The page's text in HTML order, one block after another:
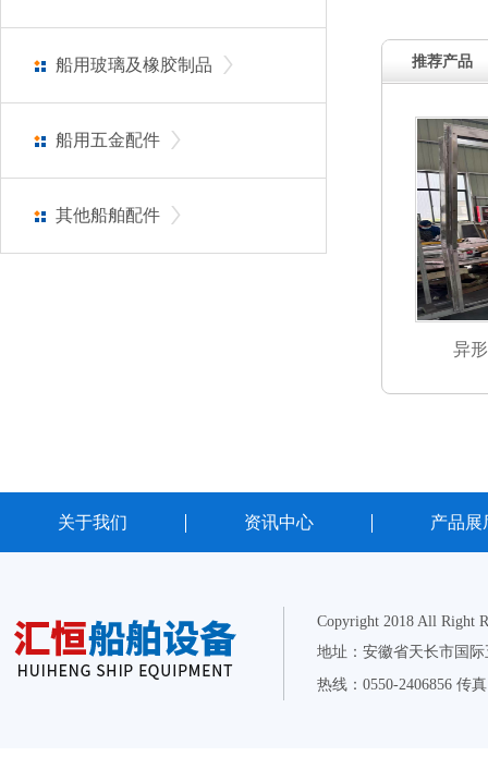
船用玻璃及橡胶制品
船用五金配件
其他船舶配件
推荐产品
异
关于我们 资讯中心 产品展
Copyright 2018 All Right
地址：安徽省天长市国际
热线：0550-2406856 传